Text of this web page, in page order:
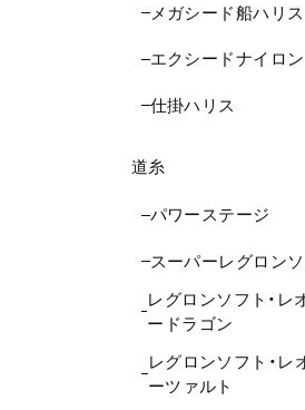
メガシード船ハリス
エクシードナイロン
仕掛ハリス
道糸
パワーステージ
スーパーレグロン
レグロンソフト・レ
ードラゴン
レグロンソフト・レ
ーツァルト